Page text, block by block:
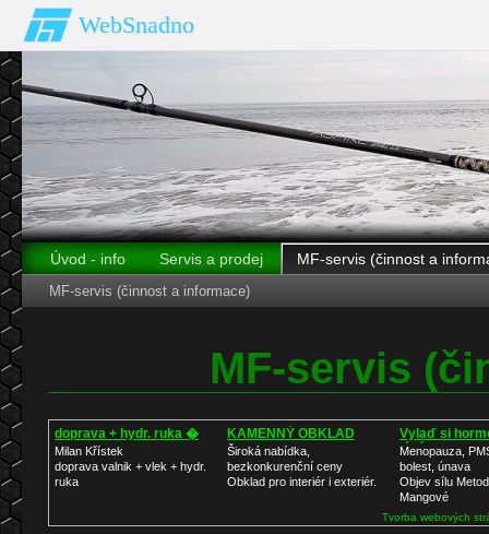
WebSnadno
Úvod - info Servis a prodej MF-servis (činnost a
MF-servis (činnost a informace)
MF-servis
doprava + hydr. ruka �
Milan Křístek
doprava valnik + vlek + hydr.
ruka
KAMENNÝ OBKLAD
Široká nabídka,
bezkonkurenční ceny
Obklad pro interiér i exteriér.
Vylaď si
léků
Menopauza,
bolest, únava
Objev sílu
Mangové
Tvorba webových